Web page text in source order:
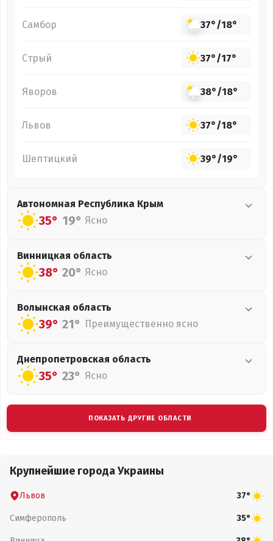
Самбор 37°/18°
Стрый 37°/17°
Яворов 38°/18°
Львов 37°/18°
Шептицкий 39°/19°
Автономная Республика Крым
35° 19° Ясно
Винницкая область
38° 20° Ясно
Волынская область
39° 21° Преимущественно ясно
Днепропетровская область
35° 23° Ясно
ПОКАЗАТЬ ДРУГИЕ ОБЛАСТИ
Крупнейшие города Украины
Львов 37°
Симферополь 35°